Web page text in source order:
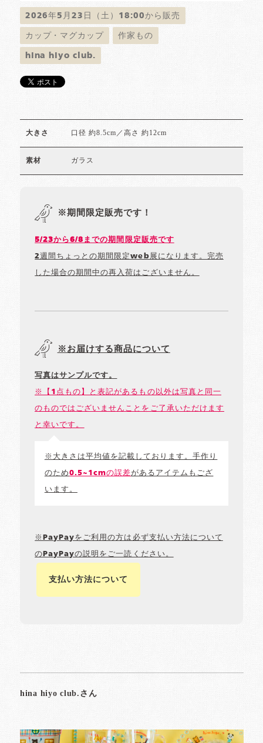
2026年5月23日（土）18:00から販売
カップ・マグカップ 作家もの
hina hiyo club.
大きさ 口径 約8.5cm／高さ 約12cm
素材 ガラス
※期間限定販売です！
5/23から6/8までの期間限定販売です
2週間ちょっとの期間限定web展になります。完売
した場合の期間中の再入荷はございません。
※お届けする商品について
写真はサンプルです。
※【1点もの】と表記があるもの以外は写真と同一
のものではございませんことをご了承いただけます
と幸いです。
※大きさは平均値を記載しております。手作り
のため0.5~1cmの誤差があるアイテムもござ
います。
※PayPayをご利用の方は必ず支払い方法について
のPayPayの説明をご一読ください。
支払い方法について